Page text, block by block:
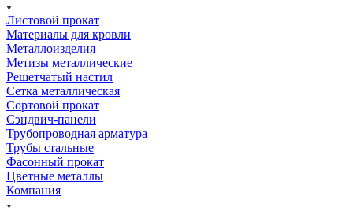
Листовой прокат
Материалы для кровли
Металлоизделия
Метизы металлические
Решетчатый настил
Сетка металлическая
Сортовой прокат
Сэндвич-панели
Трубопроводная арматура
Трубы стальные
Фасонный прокат
Цветные металлы
Компания